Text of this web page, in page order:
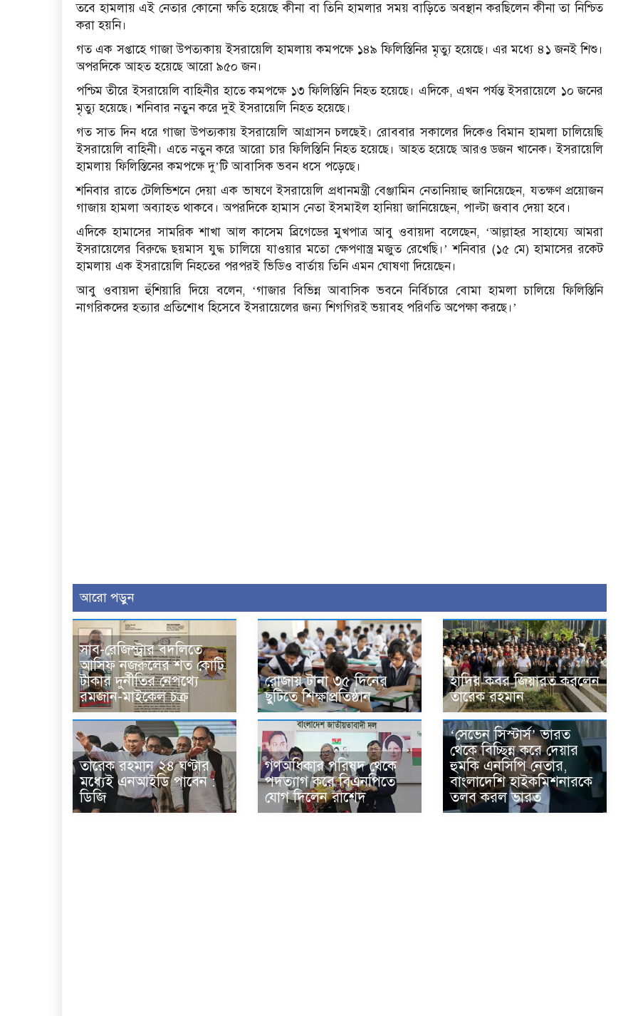
তবে হামলায় এই নেতার কোনো ক্ষতি হয়েছে কীনা বা তিনি হামলার সময় বাড়িতে অবস্থান করছিলেন কীনা তা নিশ্চিত
করা হয়নি।
গত এক সপ্তাহে গাজা উপত্যকায় ইসরায়েলি হামলায় কমপক্ষে ১৪৯ ফিলিস্তিনির মৃত্যু হয়েছে। এর মধ্যে ৪১ জনই শিশু।
অপরদিকে আহত হয়েছে আরো ৯৫০ জন।
পশ্চিম তীরে ইসরায়েলি বাহিনীর হাতে কমপক্ষে ১৩ ফিলিস্তিনি নিহত হয়েছে। এদিকে, এখন পর্যন্ত ইসরায়েলে ১০ জনের
মৃত্যু হয়েছে। শনিবার নতুন করে দুই ইসরায়েলি নিহত হয়েছে।
গত সাত দিন ধরে গাজা উপত্যকায় ইসরায়েলি আগ্রাসন চলছেই। রোববার সকালের দিকেও বিমান হামলা চালিয়েছি
ইসরায়েলি বাহিনী। এতে নতুন করে আরো চার ফিলিস্তিনি নিহত হয়েছে। আহত হয়েছে আরও ডজন খানেক। ইসরায়েলি
হামলায় ফিলিস্তিনের কমপক্ষে দু’টি আবাসিক ভবন ধসে পড়েছে।
শনিবার রাতে টেলিভিশনে দেয়া এক ভাষণে ইসরায়েলি প্রধানমন্ত্রী বেঞ্জামিন নেতানিয়াহু জানিয়েছেন, যতক্ষণ প্রয়োজন
গাজায় হামলা অব্যাহত থাকবে। অপরদিকে হামাস নেতা ইসমাইল হানিয়া জানিয়েছেন, পাল্টা জবাব দেয়া হবে।
এদিকে হামাসের সামরিক শাখা আল কাসেম ব্রিগেডের মুখপাত্র আবু ওবায়দা বলেছেন, ‘আল্লাহর সাহায্যে আমরা
ইসরায়েলের বিরুদ্ধে ছয়মাস যুদ্ধ চালিয়ে যাওয়ার মতো ক্ষেপণাস্ত্র মজুত রেখেছি।’ শনিবার (১৫ মে) হামাসের রকেট
হামলায় এক ইসরায়েলি নিহতের পরপরই ভিডিও বার্তায় তিনি এমন ঘোষণা দিয়েছেন।
আবু ওবায়দা হুঁশিয়ারি দিয়ে বলেন, ‘গাজার বিভিন্ন আবাসিক ভবনে নির্বিচারে বোমা হামলা চালিয়ে ফিলিস্তিনি
নাগরিকদের হত্যার প্রতিশোধ হিসেবে ইসরায়েলের জন্য শিগগিরই ভয়াবহ পরিণতি অপেক্ষা করছে।’
আরো পড়ুন
সাব-রেজিস্ট্রার বদলিতে
আসিফ নজরুলের শত কোটি
টাকার দুর্নীতির নেপথ্যে
রমজান-মাইকেল চক্র
রোজায় টানা ৩৫ দিনের
ছুটিতে শিক্ষাপ্রতিষ্ঠান
হাদির কবর জিয়ারত করলেন
তারেক রহমান
তারেক রহমান ২৪ ঘণ্টার
মধ্যেই এনআইডি পাবেন :
ডিজি
গণঅধিকার পরিষদ থেকে
পদত্যাগ করে বিএনপিতে
যোগ দিলেন রাশেদ
‘সেভেন সিস্টার্স’ ভারত
থেকে বিচ্ছিন্ন করে দেয়ার
হুমকি এনসিপি নেতার,
বাংলাদেশি হাইকমিশনারকে
তলব করল ভারত